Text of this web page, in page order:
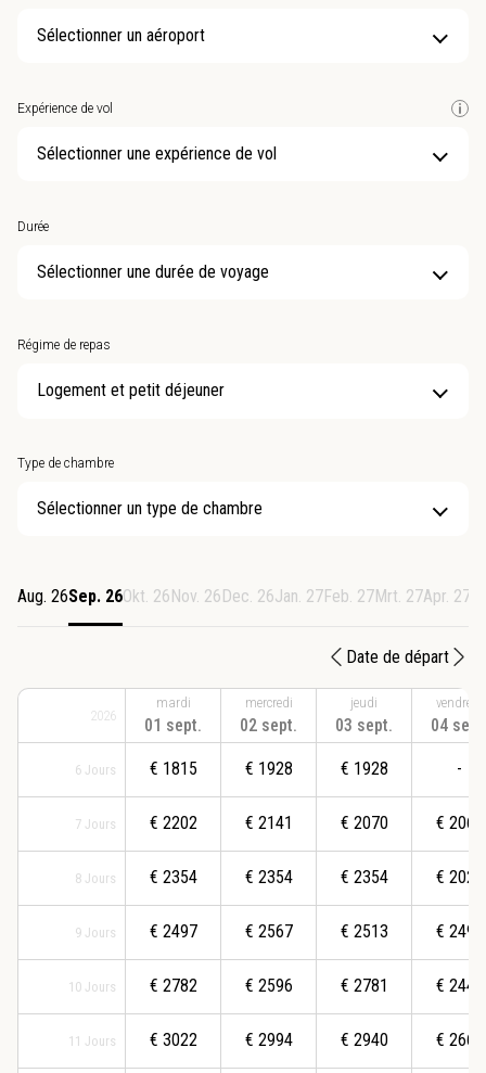
Sélectionner un aéroport
Expérience de vol
Sélectionner une expérience de vol
Durée
Sélectionner une durée de voyage
Régime de repas
Type de chambre
Sélectionner un type de chambre
Aug. 26Sep. 26Okt. 26 Nov. 26 Dec. 26Jan. 27Feb. 27Mrt. 27Apr. 27
Date de départ
2026
6 Jours
7 Jours
8 Jours
9 Jours
10 Jours
11 Jours
mardi
01 sept.
€ 1815
€ 2202
€ 2354
€ 2497
€ 2782
€ 3022
mercredi
02 sept.
€ 1928
€ 2141
€ 2354
€ 2567
€ 2596
€ 2994
jeudi
03 sept.
€ 1928
€ 2070
€ 2354
€ 2513
€ 2781
€ 2940
vendredi
04
-
€ 2066
€ 2020
€ 2492
€ 2447
€ 2660